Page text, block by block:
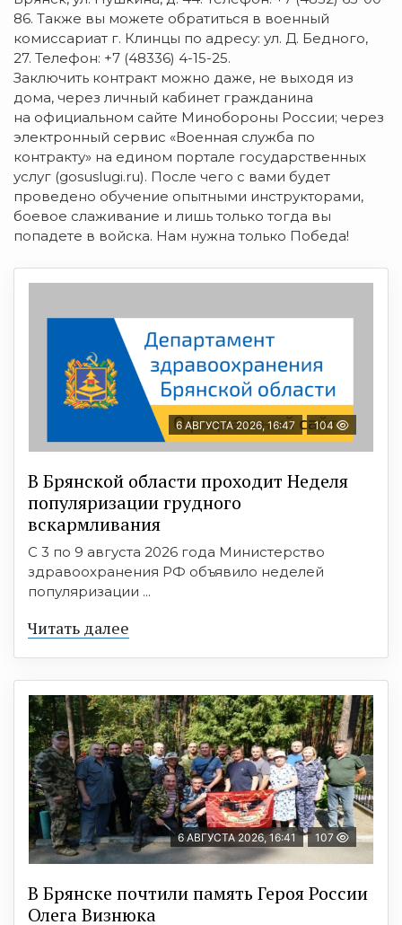
86. Также вы можете обратиться в военный
комиссариат г. Клинцы по адресу: ул. Д. Бедного,
27. Телефон: +7 (48336) 4-15-25.
Заключить контракт можно даже, не выходя из
дома, через личный кабинет гражданина
на официальном сайте Минобороны России; через
электронный сервис «Военная служба по
контракту» на едином портале государственных
услуг (gosuslugi.ru). После чего с вами будет
проведено обучение опытными инструкторами,
боевое слаживание и лишь только тогда вы
попадете в войска. Нам нужна только Победа!
6 АВГУСТА 2026, 16:47 104
В Брянской области проходит Неделя
популяризации грудного
вскармливания
С 3 по 9 августа 2026 года Министерство
здравоохранения РФ объявило неделей
популяризации ...
Читать далее
6 АВГУСТА 2026, 16:41 107
В Брянске почтили память Героя России
Олега Визнюка